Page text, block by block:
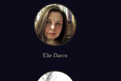
Elie Darco